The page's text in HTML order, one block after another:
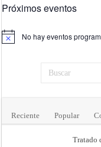
Próximos eventos
Aviso No hay eventos
Reciente Popular
Tratado